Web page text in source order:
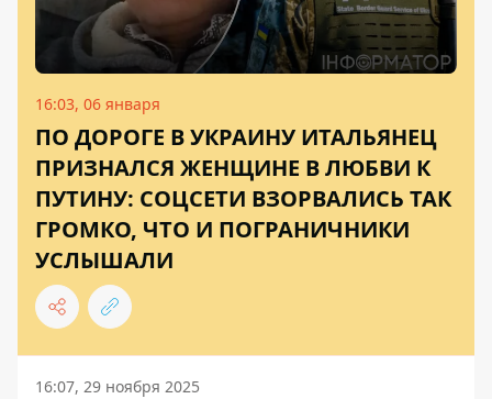
16:03, 06 января
ПО ДОРОГЕ В УКРАИНУ ИТАЛЬЯНЕЦ
ПРИЗНАЛСЯ ЖЕНЩИНЕ В ЛЮБВИ К
ПУТИНУ: СОЦСЕТИ ВЗОРВАЛИСЬ ТАК
ГРОМКО, ЧТО И ПОГРАНИЧНИКИ
УСЛЫШАЛИ
16:07, 29 ноября 2025